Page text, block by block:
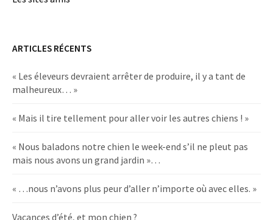
ARTICLES RÉCENTS
« Les éleveurs devraient arrêter de produire, il y a tant de
malheureux… »
« Mais il tire tellement pour aller voir les autres chiens ! »
« Nous baladons notre chien le week-end s’il ne pleut pas
mais nous avons un grand jardin »…
« …nous n’avons plus peur d’aller n’importe où avec elles. »
Vacances d’été, et mon chien ?